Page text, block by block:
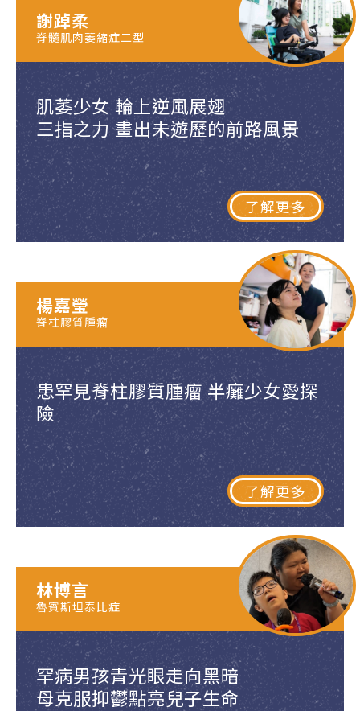
肌萎少女 輪上逆風展翅
三指之力 畫出未遊歷的前路風景
了解更多
謝踔柔
脊髓肌肉萎縮症二型
患罕見脊柱膠質腫瘤 半癱少女愛探
險
了解更多
楊嘉瑩
脊柱膠質腫瘤
罕病男孩青光眼走向黑暗
母克服抑鬱點亮兒子生命
林博言
魯賓斯坦泰比症